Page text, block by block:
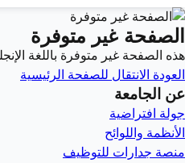
الصفحة غير متوفرة
هذه الصفحة غير متوفرة باللغة
العودة الانتقال للصفحة الرئيسية
عن الجامعة
جولة افتراضية
الأنظمة واللوائح
منصة جدارات للتوظيف